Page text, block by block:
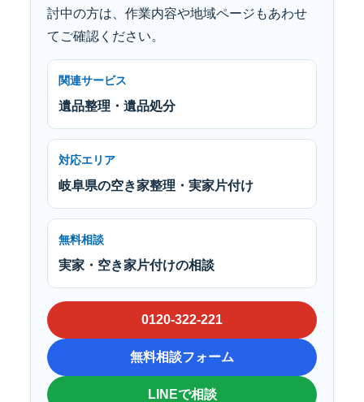
討中の方は、作業内容や地域ページもあわせ
てご確認ください。
関連サービス
遺品整理・遺品処分
対応エリア
岐阜県の空き家整理・実家片付け
無料相談
実家・空き家片付けの相談
0120-322-221
無料相談フォーム
LINEで相談